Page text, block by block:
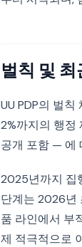
벌칙 및
UU PDP의 벌
2%까지의 행
공개 포함 — 에
2025년까지 집
단계는 2026년
품 라인에서 부
제 적극적으로